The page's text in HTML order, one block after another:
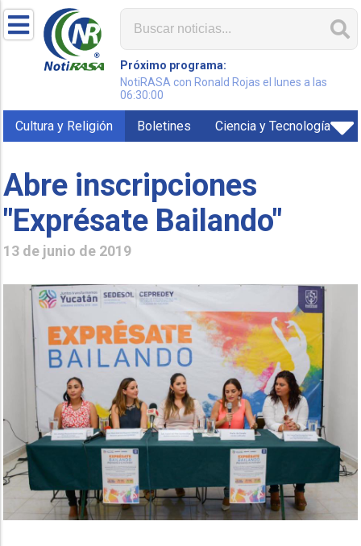
Próximo programa:
NotiRASA con Ronald Rojas el lunes a las
06:30:00
Cultura y Religión Boletines Ciencia y Tecnología
Abre inscripciones
"Exprésate Bailando"
13 de junio de 2019